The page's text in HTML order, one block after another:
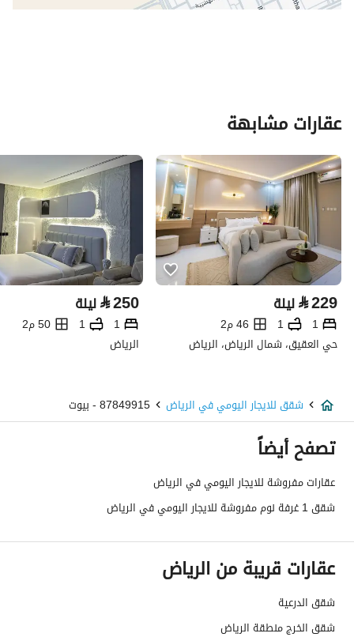
عقارات مشابهة
⃁229 ليلة
1
1
46 م2
حي العقيق، شمال الرياض، الرياض
⃁250 ليلة
1
1
50 م2
الرياض
شقق للايجار اليومي في الرياض 87849915 - بيوت
تصفح أيضاً
عقارات مفروشة للايجار اليومي في الرياض
شقق 1 غرفة نوم مفروشة للايجار اليومي في الرياض
عقارات قريبة من الرياض
شقق الدرعية
شقق الخرج منطقة الرياض